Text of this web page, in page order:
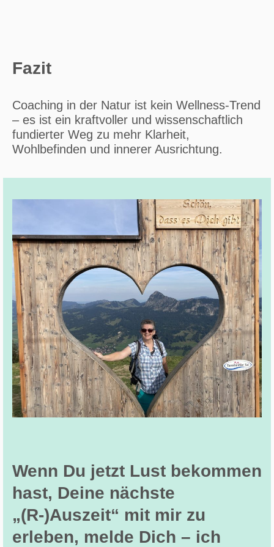
Fazit
Coaching in der Natur ist kein Wellness-Trend
– es ist ein kraftvoller und wissenschaftlich
fundierter Weg zu mehr Klarheit,
Wohlbefinden und innerer Ausrichtung.
Wenn Du jetzt Lust bekommen
hast, Deine nächste
„(R-)Auszeit“ mit mir zu
erleben, melde Dich – ich